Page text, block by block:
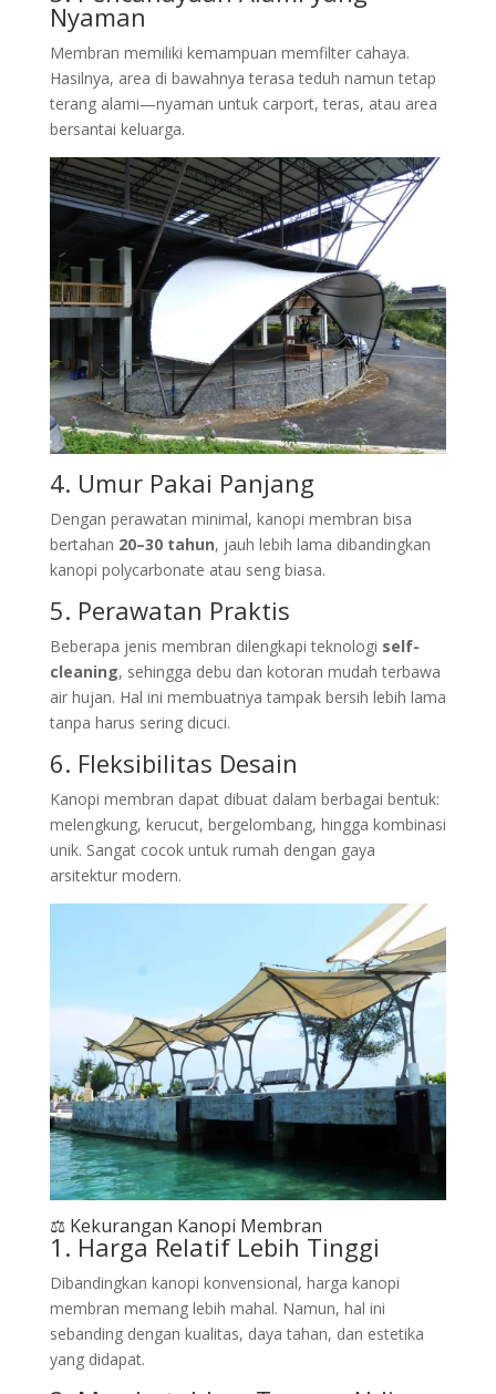
Nyaman
Membran memiliki kemampuan memfilter cahaya.
Hasilnya, area di bawahnya terasa teduh namun tetap
terang alami—nyaman untuk carport, teras, atau area
bersantai keluarga.
4. Umur Pakai Panjang
Dengan perawatan minimal, kanopi membran bisa
bertahan 20–30 tahun, jauh lebih lama dibandingkan
kanopi polycarbonate atau seng biasa.
5. Perawatan Praktis
Beberapa jenis membran dilengkapi teknologi self-
cleaning, sehingga debu dan kotoran mudah terbawa
air hujan. Hal ini membuatnya tampak bersih lebih lama
tanpa harus sering dicuci.
6. Fleksibilitas Desain
Kanopi membran dapat dibuat dalam berbagai bentuk:
melengkung, kerucut, bergelombang, hingga kombinasi
unik. Sangat cocok untuk rumah dengan gaya
arsitektur modern.
⚖️ Kekurangan Kanopi Membran
1. Harga Relatif Lebih Tinggi
Dibandingkan kanopi konvensional, harga kanopi
membran memang lebih mahal. Namun, hal ini
sebanding dengan kualitas, daya tahan, dan estetika
yang didapat.